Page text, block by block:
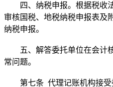
四、纳税申报。根据税收法
审核国税、地税纳税申报表及
纳税申报。
五、解答委托单位在会计核
常问题。
第七条 代理记账机构接受